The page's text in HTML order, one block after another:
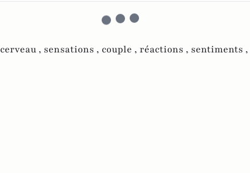
cerveau , sensations , couple , réactions , sentiments ,